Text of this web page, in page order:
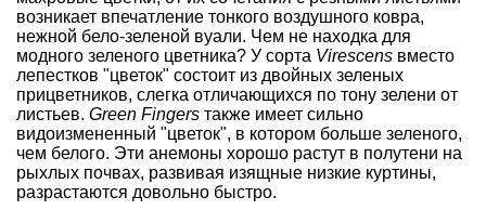
возникает впечатление тонкого воздушного ковра,
нежной бело-зеленой вуали. Чем не находка для
модного зеленого цветника? У сорта Virescens вместо
лепестков "цветок" состоит из двойных зеленых
прицветников, слегка отличающихся по тону зелени от
листьев. Green Fingers также имеет сильно
видоизмененный "цветок", в котором больше зеленого,
чем белого. Эти анемоны хорошо растут в полутени на
рыхлых почвах, развивая изящные низкие куртины,
разрастаются довольно быстро.